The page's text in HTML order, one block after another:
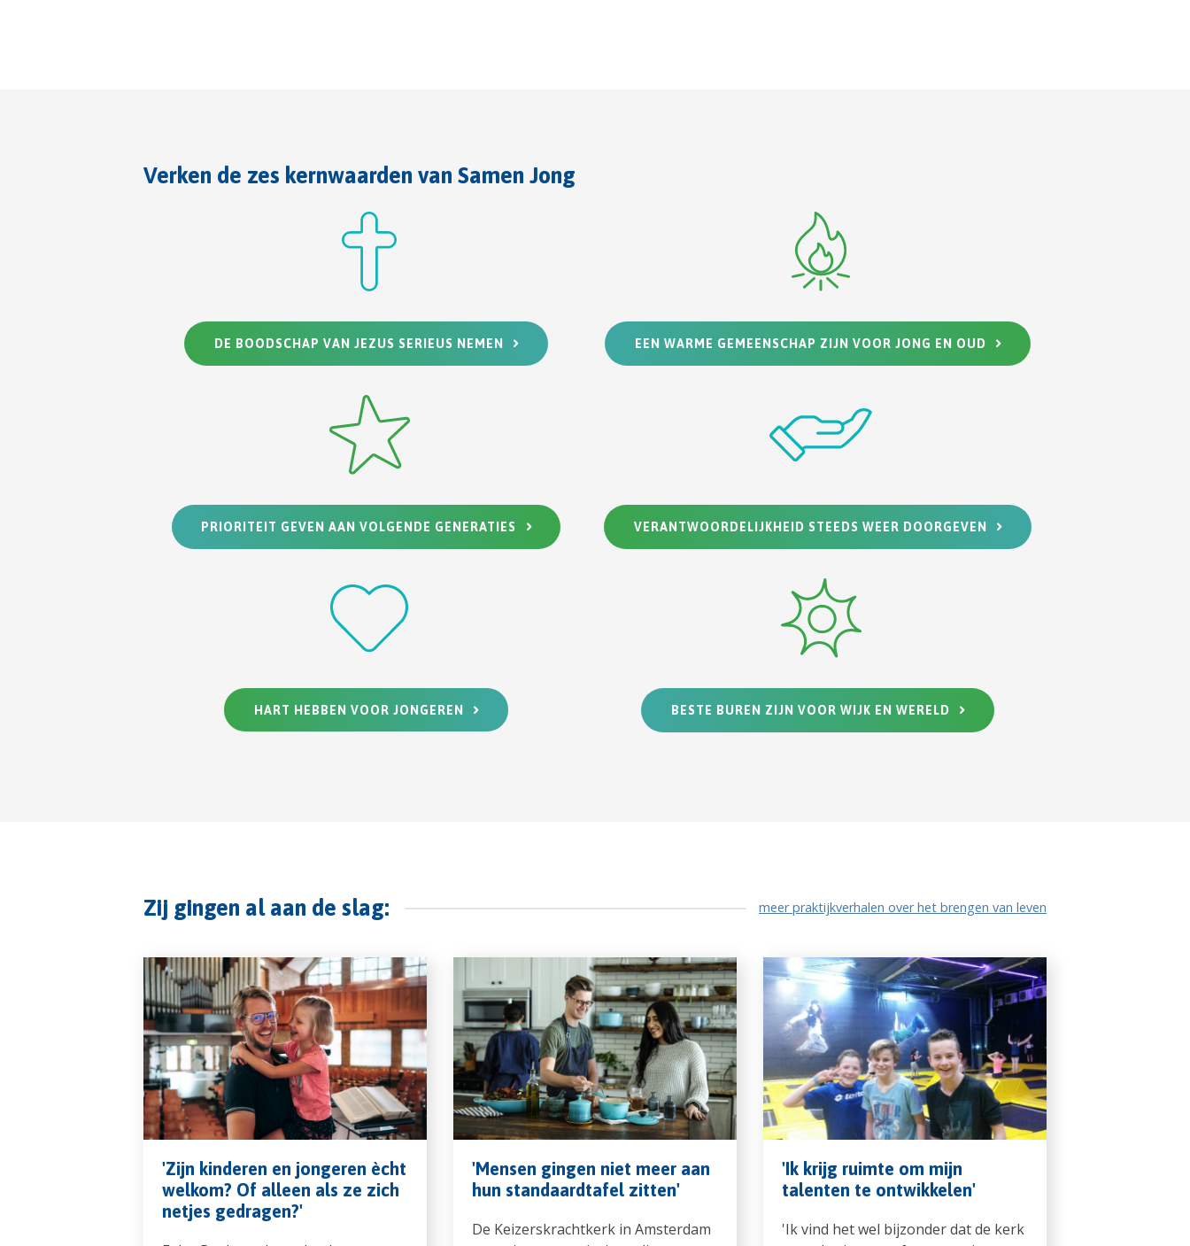
Verken de zes kernwaarden van Samen Jong
DE BOODSCHAP VAN JEZUS SERIEUS NEMEN
PRIORITEIT GEVEN AAN VOLGENDE GENERATIES
HART HEBBEN VOOR JONGEREN
EEN WARME GEMEENSCHAP ZIJN VOOR JONG EN OUD
VERANTWOORDELIJKHEID STEEDS WEER DOORGEVEN
BESTE BUREN ZIJN VOOR WIJK EN WERELD
Zij gingen al aan de slag: meer praktijkverhalen over het brengen van leven
'Zijn kinderen en jongeren ècht
welkom? Of alleen als ze zich
netjes gedragen?'
'Mensen gingen niet meer aan
hun standaardtafel zitten'
De Keizerskrachtkerk in Amsterdam
'Ik krijg ruimte om mijn
talenten te ontwikkelen'
'Ik vind het wel bijzonder dat de kerk